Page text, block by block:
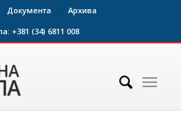
Документа
Архива
+381 (34) 6811 008